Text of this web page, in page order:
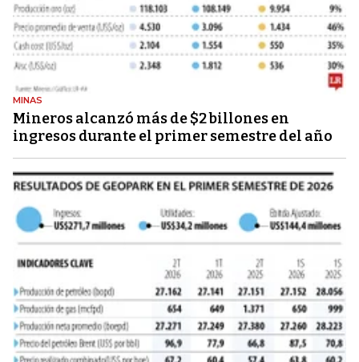
MINAS
Mineros alcanzó más de $2 billones en
ingresos durante el primer semestre del año